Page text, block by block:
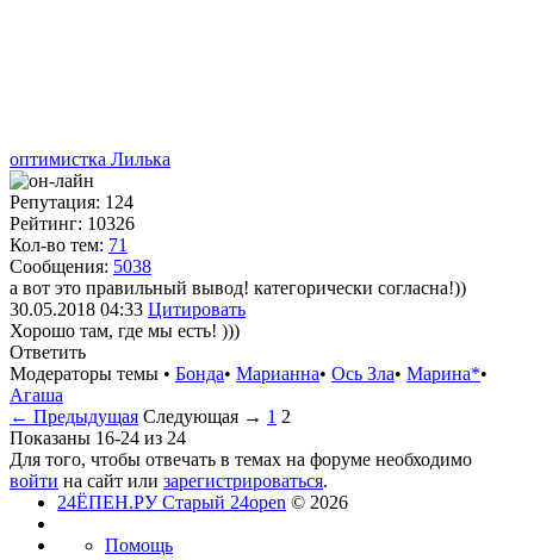
оптимистка Лилька
Репутация: 124
Рейтинг: 10326
Кол-во тем: 71
Сообщения: 5038
а вот это правильный вывод! категорически согласна!))
30.05.2018 04:33 Цитировать
Хорошо там, где мы есть! )))
Ответить
Модераторы темы • Бонда• Марианна• Ось Зла• Марина*•
Агаша
← Предыдущая Следующая → 1 2
Показаны 16-24 из 24
Для того, чтобы отвечать в темах на форуме необходимо
войти на сайт или зарегистрироваться.
24ЁПЕН.РУ Старый 24open © 2026
Помощь